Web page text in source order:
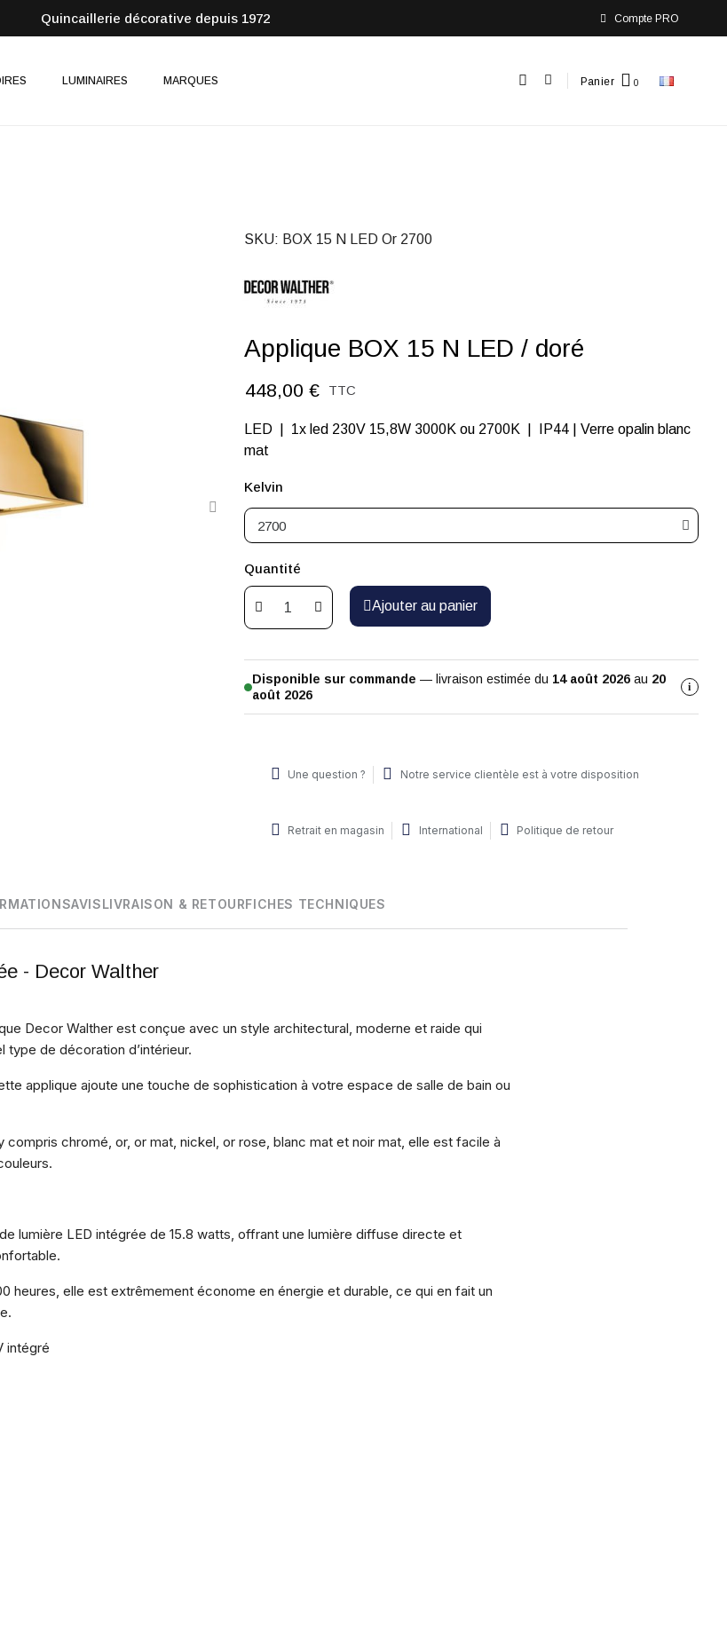
Quincaillerie décorative depuis 1972 Compte PRO
LUMINAIRES MARQUES Panier
SKU BOX 15 N LED Or 2700
Applique BOX 15 N LED / doré
448,00 € TTC
LED | 1x led 230V 15,8W 3000K ou 2700K | IP44 | Verre opalin blanc
mat
Kelvin
Quantité
Ajouter au panier
Disponible sur commande — livraison estimée du 14 août 2026 au 20
août 2026
i
Une question ? Notre service clientèle est à votre disposition
Retrait en magasin International Politique de retour
AVISLIVRAISON & RETOURFICHES TECHNIQUES
- Decor Walther
Decor Walther est conçue avec un style architectural, moderne et raide qui
type de décoration d’intérieur.
applique ajoute une touche de sophistication à votre espace de salle de bain ou
compris chromé, or, or mat, nickel, or rose, blanc mat et noir mat, elle est facile à
lumière LED intégrée de 15.8 watts, offrant une lumière diffuse directe et
heures, elle est extrêmement économe en énergie et durable, ce qui en fait un
intégré